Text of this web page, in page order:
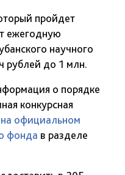
пройдет
ежегодную
научного
рублей до 1 млн.
о порядке
конкурсная
на официальном
фонда в разделе